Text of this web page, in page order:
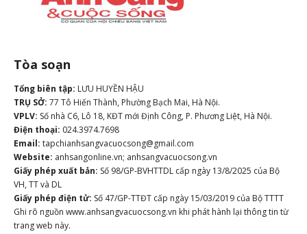
Tòa soạn
Tổng biên tập: LƯU HUYỀN HẬU
TRỤ SỞ: 77 Tô Hiến Thành, Phường Bạch Mai, Hà Nội.
VPLV: Số nhà C6, Lô 18, KĐT mới Định Công, P. Phương Liệt, Hà Nội.
Điện thoại: 024.3974.7698
Email: tapchianhsangvacuocsong@gmail.com
Website: anhsangonline.vn; anhsangvacuocsong.vn
Giấy phép xuất bản: Số 98/GP-BVHTTDL cấp ngày 13/8/2025 của Bộ
VH, TT và DL
Giấy phép điện tử: Số 47/GP-TTĐT cấp ngày 15/03/2019 của Bộ TTTT
Ghi rõ nguồn www.anhsangvacuocsong.vn khi phát hành lại thông tin từ
trang web này.